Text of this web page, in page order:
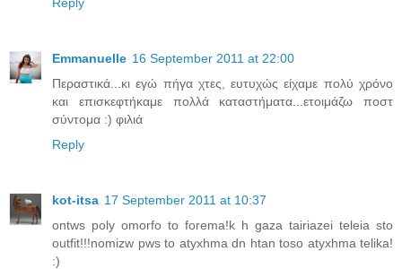
Emmanuelle 16 September 2011 at 22:00
Περαστικά...κι εγώ πήγα χτες, ευτυχώς είχαμε πολύ χρόνο
και επισκεφτήκαμε πολλά καταστήματα...ετοιμάζω ποστ
σύντομα :) φιλιά
Reply
kot-itsa 17 September 2011 at 10:37
ontws poly omorfo to forema!k h gaza tairiazei teleia sto
outfit!!!nomizw pws to atyxhma dn htan toso atyxhma telika!
:)